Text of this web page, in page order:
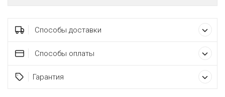
Способы доставки
Способы оплаты
Гарантия